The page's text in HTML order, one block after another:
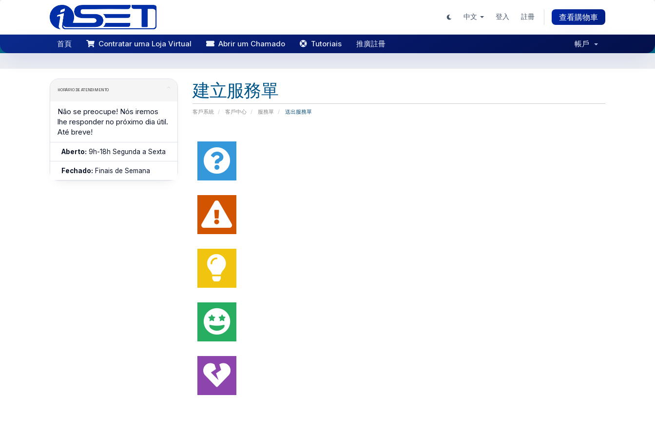
中文 登入 註冊 查看購物車
首頁 Contratar uma Loja Virtual Abrir um Chamado Tutoriais 推廣註冊 帳戶
建立服務單
客戶系統 客戶中心 服務單 送出服務單
HORÁRIO DE ATENDIMENTO
Não se preocupe! Nós iremos
lhe responder no próximo dia útil.
Até breve!
Aberto: 9h-18h Segunda a Sexta
Fechado: Finais de Semana